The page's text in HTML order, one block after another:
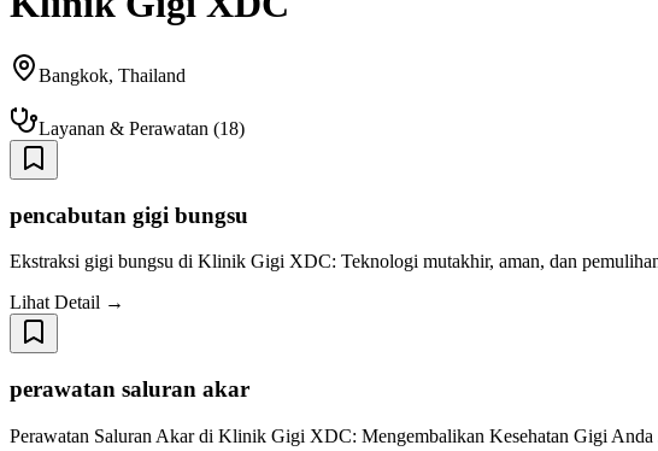
Bangkok, Thailand
Layanan & Perawatan (18)
pencabutan gigi bungsu
Ekstraksi gigi bungsu di Klinik Gigi XDC: Teknologi mutakhir, aman, dan
Lihat Detail →
perawatan saluran akar
Perawatan Saluran Akar di Klinik Gigi XDC: Mengembalikan Kesehatan Gigi